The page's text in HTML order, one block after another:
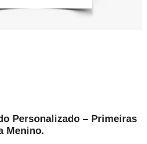
Personalizado – Primeiras
Menino.